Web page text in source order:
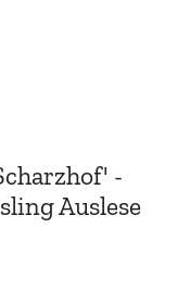
-
Auslese